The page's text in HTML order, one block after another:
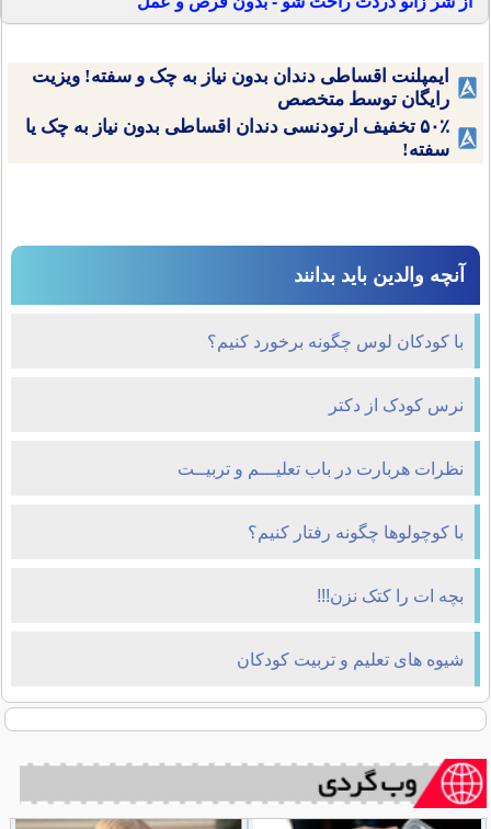
ایمپلنت اقساطی دندان بدون نیاز به چک و سفته! ویزیت
رایگان توسط متخصص
۵۰٪ تخفیف ارتودنسی دندان اقساطی بدون نیاز به چک یا
سفته!
آنچه والدین باید بدانند
با کودکان لوس چگونه برخورد کنیم؟
نرس کودک از دکتر
نظرات هربارت در باب تعلیـــم و تربیــت
با کوچولوها چگونه رفتار کنیم؟
بچه ات را کتک نزن!!!
شیوه های تعلیم و تربیت کودکان